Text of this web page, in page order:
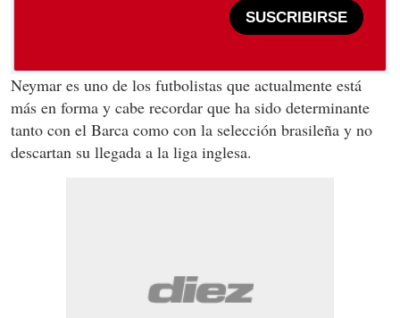
SUSCRIBIRSE
Neymar es uno de los futbolistas que actualmente está
más en forma y cabe recordar que ha sido determinante
tanto con el Barca como con la selección brasileña y no
descartan su llegada a la liga inglesa.